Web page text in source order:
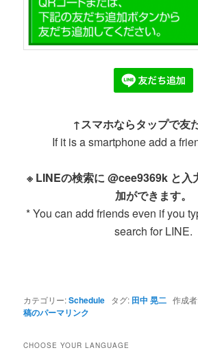
↑スマホならタップで友
If it is a smartphone add a
※ LINEの検索に @cee9369k と入
加ができます。
* You can add friends even if you
search for LINE.
カテゴリー:Schedule タグ: 田中 晃二 作成
稿のパーマリンク
CHOOSE YOUR LANGUAGE